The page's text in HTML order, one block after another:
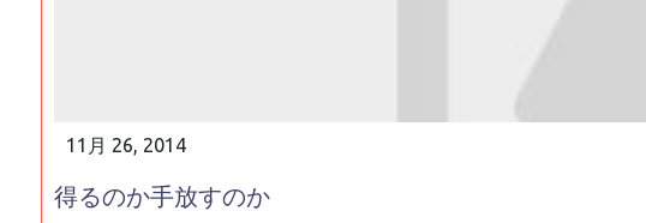
11月 26, 2014
得るのか手放すのか